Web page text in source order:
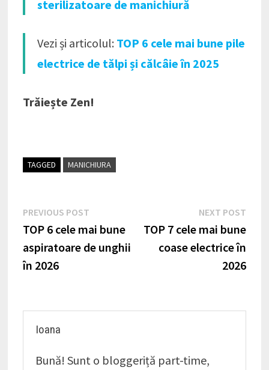
sterilizatoare de manichiură
Vezi și articolul: TOP 6 cele mai bune pile
electrice de tălpi și călcâie în 2025
Trăiește Zen!
TAGGED MANICHIURA
Navigare
în
articole
PREVIOUS POSTPrevious
post:
TOP 6 cele mai bune
aspiratoare de unghii
în 2026
NEXT POST
TOP 7 cele mai bune
coase electrice în
2026
Ioana
Bună! Sunt o bloggeriță part-time,